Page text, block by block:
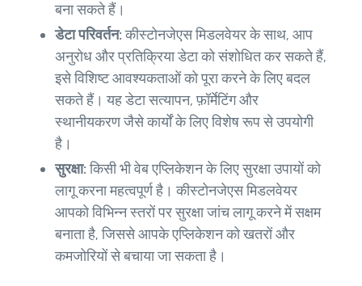
बना सकते हैं।
डेटा परिवर्तन:कीस्टोनजेएस मिडलवेयर के साथ, आप
अनुरोध और प्रतिक्रिया डेटा को संशोधित कर सकते हैं,
इसे विशिष्ट आवश्यकताओं को पूरा करने के लिए बदल
सकते हैं। यह डेटा सत्यापन, फ़ॉर्मेटिंग और
स्थानीयकरण जैसे कार्यों के लिए विशेष रूप से उपयोगी
है।
सुरक्षा:किसी भी वेब एप्लिकेशन के लिए सुरक्षा उपायों को
लागू करना महत्वपूर्ण है। कीस्टोनजेएस मिडलवेयर
आपको विभिन्न स्तरों पर सुरक्षा जांच लागू करने में सक्षम
बनाता है, जिससे आपके एप्लिकेशन को खतरों और
कमजोरियों से बचाया जा सकता है।